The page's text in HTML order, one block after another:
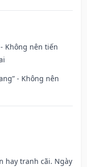
Không nên tiến
- Không nên
hay tranh cãi. Ngày